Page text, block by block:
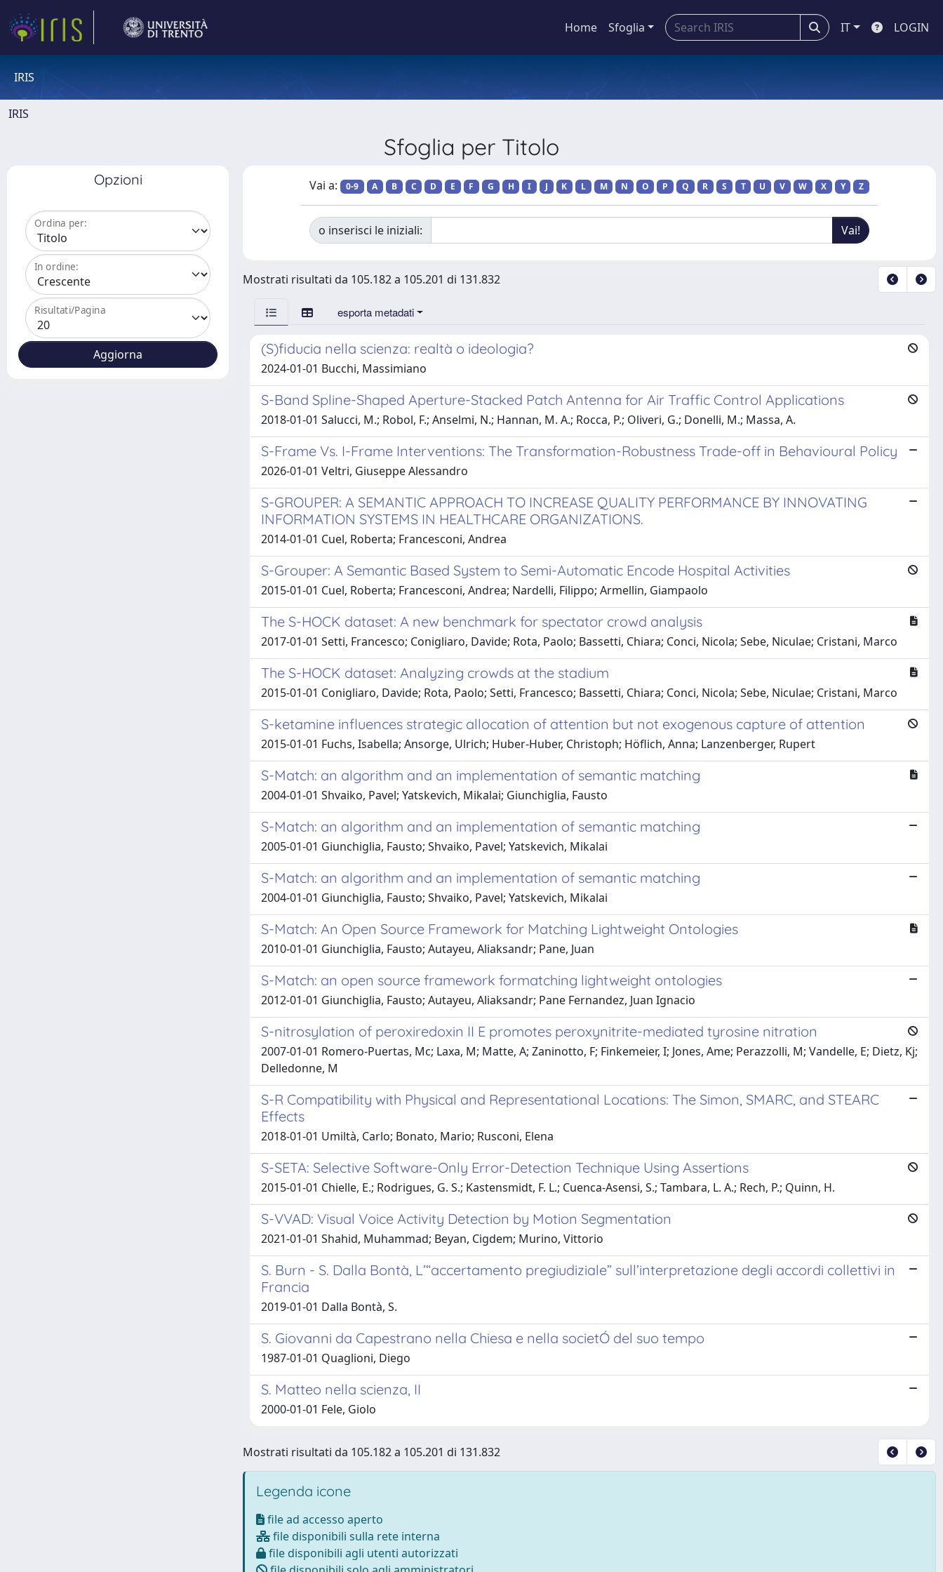
Home Sfoglia IT LOGIN
IRIS
IRIS
Sfoglia per Titolo
Opzioni
Ordina per:
In ordine:
Risultati/Pagina
Vai a: 0-9 A B C D E F G H I J K L M N O P Q R S T U V W X Y Z
o inserisci le iniziali:
Mostrati risultati da 105.182 a 105.201 di 131.832
esporta metadati
(S)fiducia nella scienza: realtà o ideologia?
2024-01-01 Bucchi, Massimiano
S-Band Spline-Shaped Aperture-Stacked Patch Antenna for Air Traffic Control Applications
2018-01-01 Salucci, M.; Robol, F.; Anselmi, N.; Hannan, M. A.; Rocca, P.; Oliveri, G.; Donelli, M.; Massa, A.
S-Frame Vs. I-Frame Interventions: The Transformation-Robustness Trade-off in Behavioural Policy
2026-01-01 Veltri, Giuseppe Alessandro
S-GROUPER: A SEMANTIC APPROACH TO INCREASE QUALITY PERFORMANCE BY INNOVATING
INFORMATION SYSTEMS IN HEALTHCARE ORGANIZATIONS.
2014-01-01 Cuel, Roberta; Francesconi, Andrea
S-Grouper: A Semantic Based System to Semi-Automatic Encode Hospital Activities
2015-01-01 Cuel, Roberta; Francesconi, Andrea; Nardelli, Filippo; Armellin, Giampaolo
The S-HOCK dataset: A new benchmark for spectator crowd analysis
2017-01-01 Setti, Francesco; Conigliaro, Davide; Rota, Paolo; Bassetti, Chiara; Conci, Nicola; Sebe, Niculae; Cristani, Marco
The S-HOCK dataset: Analyzing crowds at the stadium
2015-01-01 Conigliaro, Davide; Rota, Paolo; Setti, Francesco; Bassetti, Chiara; Conci, Nicola; Sebe, Niculae; Cristani, Marco
S-ketamine influences strategic allocation of attention but not exogenous capture of attention
2015-01-01 Fuchs, Isabella; Ansorge, Ulrich; Huber-Huber, Christoph; Höflich, Anna; Lanzenberger, Rupert
S-Match: an algorithm and an implementation of semantic matching
2004-01-01 Shvaiko, Pavel; Yatskevich, Mikalai; Giunchiglia, Fausto
S-Match: an algorithm and an implementation of semantic matching
2005-01-01 Giunchiglia, Fausto; Shvaiko, Pavel; Yatskevich, Mikalai
S-Match: an algorithm and an implementation of semantic matching
2004-01-01 Giunchiglia, Fausto; Shvaiko, Pavel; Yatskevich, Mikalai
S-Match: An Open Source Framework for Matching Lightweight Ontologies
2010-01-01 Giunchiglia, Fausto; Autayeu, Aliaksandr; Pane, Juan
S-Match: an open source framework formatching lightweight ontologies
2012-01-01 Giunchiglia, Fausto; Autayeu, Aliaksandr; Pane Fernandez, Juan Ignacio
S-nitrosylation of peroxiredoxin II E promotes peroxynitrite-mediated tyrosine nitration
2007-01-01 Romero-Puertas, Mc; Laxa, M; Matte, A; Zaninotto, F; Finkemeier, I; Jones, Ame; Perazzolli, M; Vandelle, E; Dietz, Kj;
Delledonne, M
S-R Compatibility with Physical and Representational Locations: The Simon, SMARC, and STEARC
Effects
2018-01-01 Umiltà, Carlo; Bonato, Mario; Rusconi, Elena
S-SETA: Selective Software-Only Error-Detection Technique Using Assertions
2015-01-01 Chielle, E.; Rodrigues, G. S.; Kastensmidt, F. L.; Cuenca-Asensi, S.; Tambara, L. A.; Rech, P.; Quinn, H.
S-VVAD: Visual Voice Activity Detection by Motion Segmentation
2021-01-01 Shahid, Muhammad; Beyan, Cigdem; Murino, Vittorio
S. Burn - S. Dalla Bontà, L’“accertamento pregiudiziale” sull’interpretazione degli accordi collettivi in
Francia
2019-01-01 Dalla Bontà, S.
S. Giovanni da Capestrano nella Chiesa e nella societÓ del suo tempo
1987-01-01 Quaglioni, Diego
S. Matteo nella scienza, II
2000-01-01 Fele, Giolo
Mostrati risultati da 105.182 a 105.201 di 131.832
Legenda icone
file ad accesso aperto
file disponibili sulla rete interna
file disponibili agli utenti autorizzati